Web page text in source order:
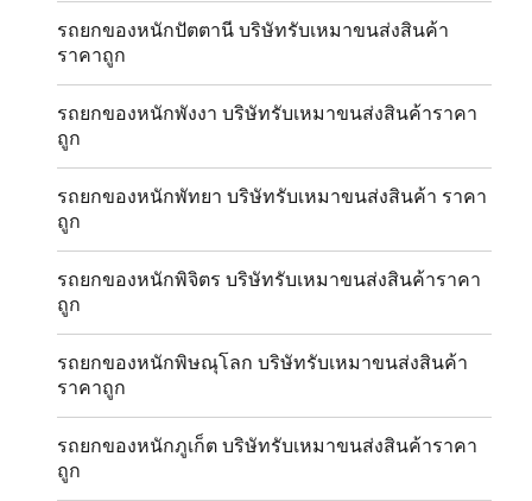
รถยกของหนักปัตตานี บริษัทรับเหมาขนส่งสินค้า
ราคาถูก
รถยกของหนักพังงา บริษัทรับเหมาขนส่งสินค้าราคา
ถูก
รถยกของหนักพัทยา บริษัทรับเหมาขนส่งสินค้า ราคา
ถูก
รถยกของหนักพิจิตร บริษัทรับเหมาขนส่งสินค้าราคา
ถูก
รถยกของหนักพิษณุโลก บริษัทรับเหมาขนส่งสินค้า
ราคาถูก
รถยกของหนักภูเก็ต บริษัทรับเหมาขนส่งสินค้าราคา
ถูก